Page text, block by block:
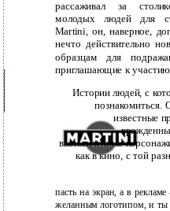
рассаживал за
молодых людей для
Martini, он, наверное,
нечто действительно
образцам для
приглашающие к участию.
Истории людей, с
познакомиться.
известные
вымышленные
как в кино, с той
пасть на экран, а в
желанным логотипом, и ты